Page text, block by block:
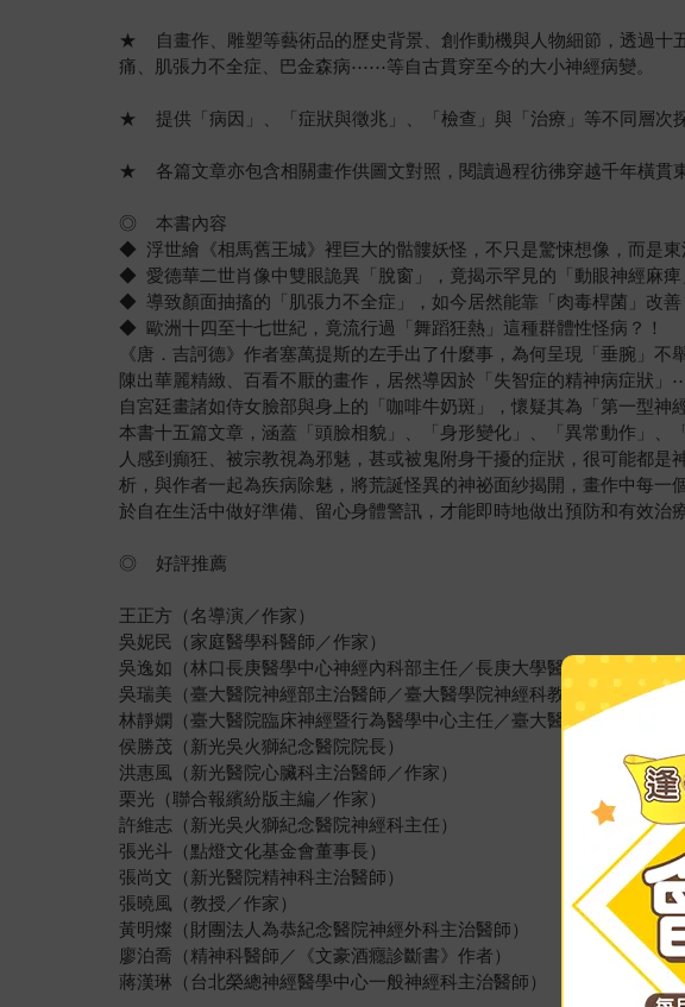
★ 自畫作、雕塑等藝術品的歷史背景、創作動機與人物細節，透過十
痛、肌張力不全症、巴金森病⋯⋯等自古貫穿至今的大小神經病變。
★ 提供「病因」、「症狀與徵兆」、「檢查」與「治療」等不同層次
★ 各篇文章亦包含相關畫作供圖文對照，閱讀過程彷彿穿越千年橫貫
◎ 本書內容
◆ 浮世繪《相馬舊王城》裡巨大的骷髏妖怪，不只是驚悚想像，而是東
◆ 愛德華二世肖像中雙眼詭異「脫窗」，竟揭示罕見的「動眼神經麻痺
◆ 導致顏面抽搐的「肌張力不全症」，如今居然能靠「肉毒桿菌」改善
◆ 歐洲十四至十七世紀，竟流行過「舞蹈狂熱」這種群體性怪病？！
《唐．吉訶德》作者塞萬提斯的左手出了什麼事，為何呈現「垂腕」
陳出華麗精緻、百看不厭的畫作，居然導因於「失智症的精神病症狀
自宮廷畫諸如侍女臉部與身上的「咖啡牛奶斑」，懷疑其為「第一型
本書十五篇文章，涵蓋「頭臉相貌」、「身形變化」、「異常動作」
人感到癲狂、被宗教視為邪魅，甚或被鬼附身干擾的症狀，很可能都
析，與作者一起為疾病除魅，將荒誕怪異的神祕面紗揭開，畫作中每
於自在生活中做好準備、留心身體警訊，才能即時地做出預防和有效治療
◎ 好評推薦
王正方（名導演／作家）
吳妮民（家庭醫學科醫師／作家）
吳逸如（林口長庚醫學中心神經內科部主任／長庚大學醫學系教授）
吳瑞美（臺大醫院神經部主治醫師／臺大醫學院神經科教授）
林靜嫻（臺大醫院臨床神經暨行為醫學中心主任／臺大醫院神經部教授
侯勝茂（新光吳火獅紀念醫院院長）
洪惠風（新光醫院心臟科主治醫師／作家）
栗光（聯合報繽紛版主編／作家）
許維志（新光吳火獅紀念醫院神經科主任）
張光斗（點燈文化基金會董事長）
張尚文（新光醫院精神科主治醫師）
張曉風（教授／作家）
黃明燦（財團法人為恭紀念醫院神經外科主治醫師）
廖泊喬（精神科醫師／《文豪酒癮診斷書》作者）
蔣漢琳（台北榮總神經醫學中心一般神經科主治醫師）